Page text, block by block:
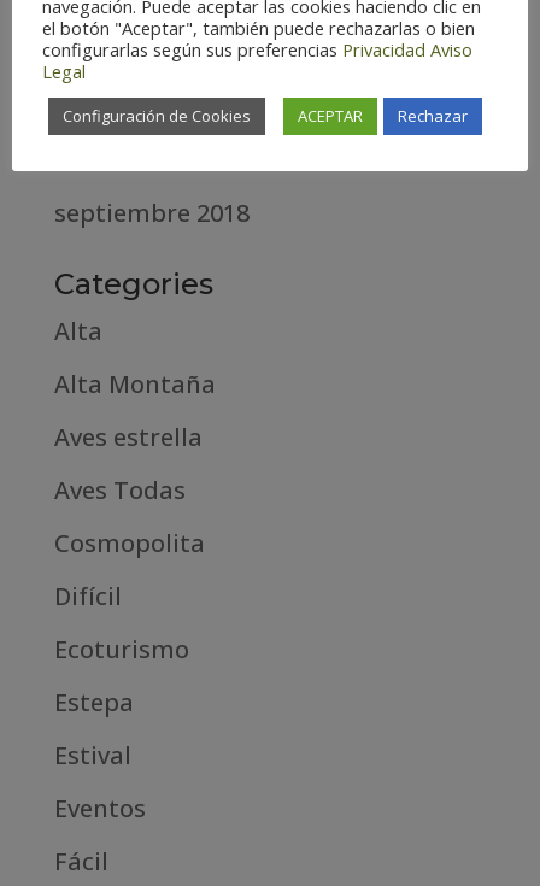
abril 2020
marzo 2020
septiembre 2018
Categories
Alta
Alta Montaña
Aves estrella
Aves Todas
Cosmopolita
Difícil
Ecoturismo
Estepa
Estival
Eventos
Fácil
navegación. Puede aceptar las cookies haciendo clic en
el botón "Aceptar", también puede rechazarlas o bien
configurarlas según sus preferencias Privacidad Aviso
Legal
Configuración de Cookies ACEPTAR Rechazar